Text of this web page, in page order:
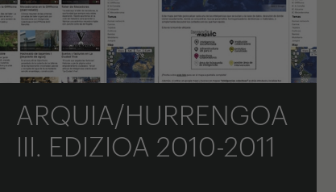
ARQUIA/HURRENGOA
III. EDIZIOA 2010-2011